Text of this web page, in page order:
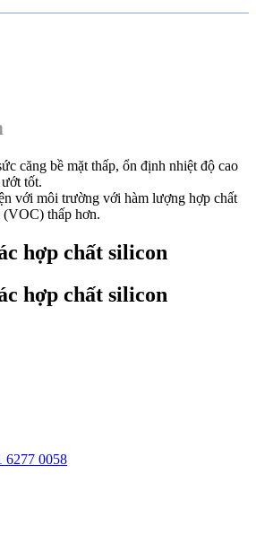
căng bề mặt thấp, ổn định nhiệt độ cao
tốt.
với môi trường với hàm lượng hợp chất
thấp hơn.
hợp chất silicon
hợp chất silicon
6277 0058